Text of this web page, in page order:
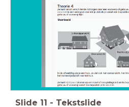
Slide 11 - Tekstslide